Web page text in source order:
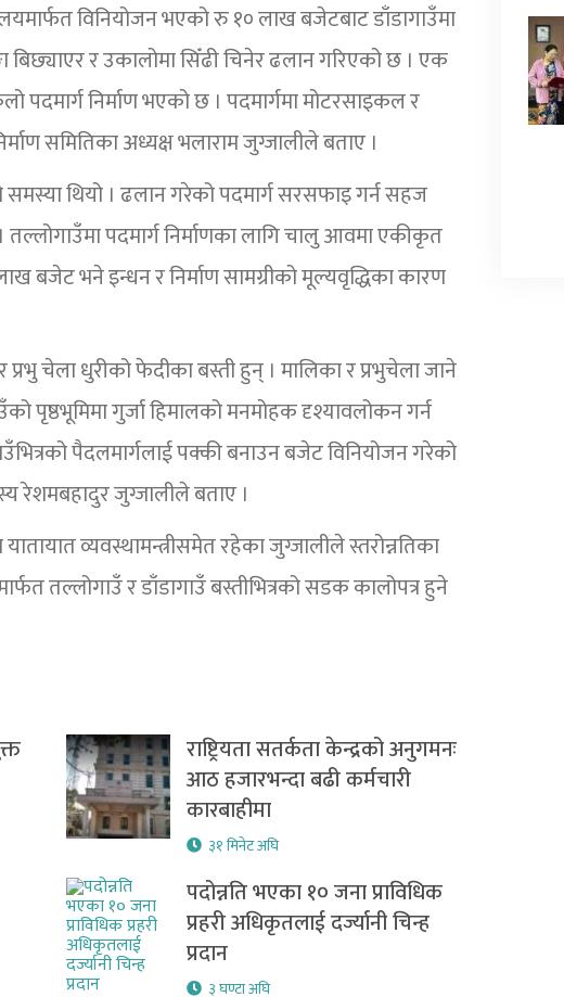
विनियोजन भएको रु १० लाख बजेटबाट डाँडागाउँमा
बिछ्याएर र उकालोमा सिँढी चिनेर ढलान गरिएको छ । एक
निर्माण भएको छ । पदमार्गमा मोटरसाइकल र
समितिका अध्यक्ष भलाराम जुग्जालीले बताए ।
समस्या थियो । ढलान गरेको पदमार्ग सरसफाइ गर्न सहज
पदमार्ग निर्माणका लागि चालु आवमा एकीकृत
बजेट भने इन्धन र निर्माण सामग्रीको मूल्यवृद्धिका कारण
प्रभु चेला धुरीको फेदीका बस्ती हुन् । मालिका र प्रभुचेला जाने
पृष्ठभूमिमा गुर्जा हिमालको मनमोहक दृश्यावलोकन गर्न
पैदलमार्गलाई पक्की बनाउन बजेट विनियोजन गरेको
रेशमबहादुर जुग्जालीले बताए ।
व्यवस्थामन्त्रीसमेत रहेका जुग्जालीले स्तरोन्नतिका
तल्लोगाउँ र डाँडागाउँ बस्तीभित्रको सडक कालोपत्र हुने
राष्ट्रियता सतर्कता केन्द्रको अनुगमनः
आठ हजारभन्दा बढी कर्मचारी
कारबाहीमा
३१ मिनेट अघि
पदोन्नति भएका १० जना प्राविधिक
प्रहरी अधिकृतलाई दर्ज्यानी चिन्ह
प्रदान
३ घण्टा अघि